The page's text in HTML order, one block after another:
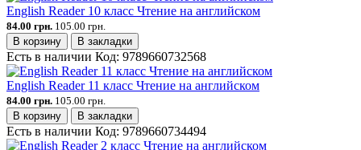
English Reader 10 класс Чтение на английском
84.00 грн. 105.00 грн.
В корзину
В закладки
Есть в наличии Код: 9789660732568
English Reader 11 класс Чтение на английском
84.00 грн. 105.00 грн.
В корзину
В закладки
Есть в наличии Код: 9789660734494